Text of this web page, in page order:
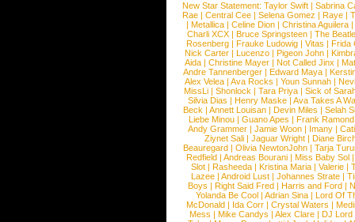
New Star Statement: Taylor Swift | Sabrina
Rae |Central Cee |Selena Gomez |Raye |
| Metallica | Celine Dion | Christina Aguilera |
Charli XCX |Bruce Springsteen |The
Rosenberg | Frauke Ludowig | Vitas | Frida
Nick Carter | Lucenzo | Pigeon John |
Aida |Christine Mayer |Not Called Jinx |
Andre Tannenberger | Edward Maya |
Alex Velea | Ava Rocks | Youn Sunnah |
MissLi | Shonlock | Tara Priya | Sick of
Silvia Dias |Henry Maske |Ava Takes A
Beck |Annett Louisan |Devin Miles |Selah
Liebe Minou |Guano Apes |Frank Ramond
Andy Grammer |Jamie Woon | Imany |
Ziynet Sali |Jaguar Wright |Diane
Beauregard |Olivia NewtonJohn |Tarja
Redfield | Andreas Bourani | Miss Baby Sol
Slot | Rasheeda | Kristina Maria | Valerie |
Lazee | Android Lust | Johannes Strate |
Boys | Right Said Fred | Harris and Ford |
Yolanda Be Cool |Adrian Sina |Lord Of
McDonald | Ida Corr |Crystal Waters |
Mess | Mike Candys | Alex Clare | DJ Lord